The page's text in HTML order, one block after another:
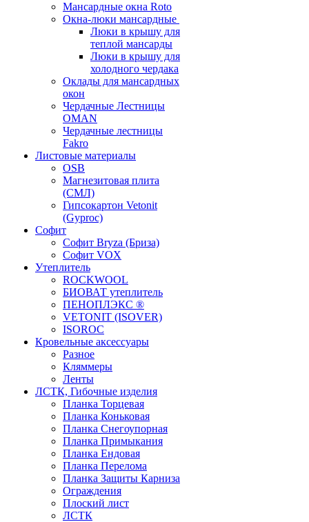
Мансардные окна Roto
Окна-люки мансардные
Люки в крышу для
теплой мансарды
Люки в крышу для
холодного чердака
Оклады для мансардных
окон
Чердачные Лестницы
OMAN
Чердачные лестницы
Fakro
Листовые материалы
OSB
Магнезитовая плита
(СМЛ)
Гипсокартон Vetonit
(Gyproc)
Софит
Софит Bryza (Бриза)
Софит VOX
Утеплитель
ROCKWOOL
БИОВАТ утеплитель
ПЕНОПЛЭКС ®
VETONIT (ISOVER)
ISOROC
Кровельные аксессуары
Разное
Кляммеры
Ленты
ЛСТК, Гибочные изделия
Планка Торцевая
Планка Коньковая
Планка Снегоупорная
Планка Примыкания
Планка Ендовая
Планка Перелома
Планка Защиты Карниза
Ограждения
Плоский лист
ЛСТК